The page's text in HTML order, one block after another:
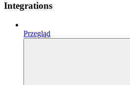
Integrations
Przegląd